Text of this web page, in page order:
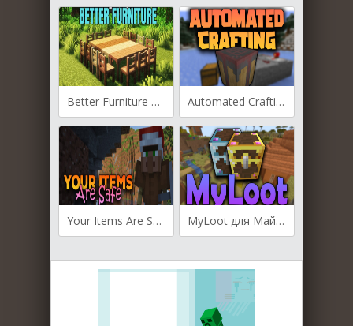
Better Furniture для Майнкрафт [1.21, 1.20.4] Automated Crafting для Майнкрафт [1.20.6, 1.20.4]
Your Items Are Safe для Майнкрафт [1.20.4, 1.20.2, 1.20.1] MyLoot для Майнкрафт [1.20.1, 1.19.3, 1.19.2]